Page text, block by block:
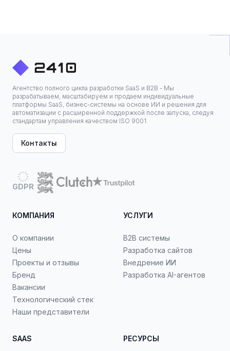
Агентство полного цикла разработки SaaS и B2B - Мы
разрабатываем, масштабируем и продаем индивидуальные
платформы SaaS, бизнес-системы на основе ИИ и решения для
автоматизации с расширенной поддержкой после запуска, следуя
стандартам управления качеством ISO 9001.
Контакты
GDPR
КОМПАНИЯ
О компании
Цены
Проекты и отзывы
Бренд
Вакансии
Технологический стек
Наши представители
УСЛУГИ
B2B системы
Разработка сайтов
Внедрение ИИ
Разработка AI-агентов
SAAS РЕСУРСЫ